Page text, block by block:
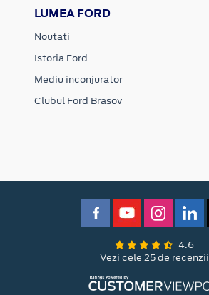
LUMEA FORD
Noutati
Istoria Ford
Mediu inconjurator
Clubul Ford Brasov
4.6
Vezi cele 25 de recenzii